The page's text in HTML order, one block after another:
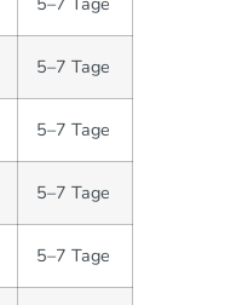
5–7 Tage
5–7 Tage
5–7 Tage
5–7 Tage